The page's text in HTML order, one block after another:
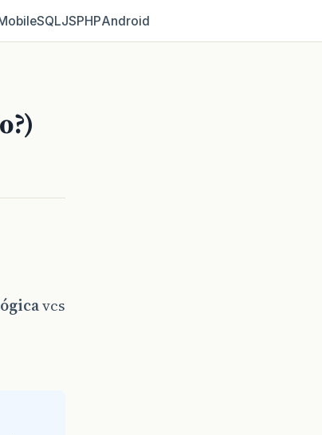
SQLJSPHPAndroid
vcs